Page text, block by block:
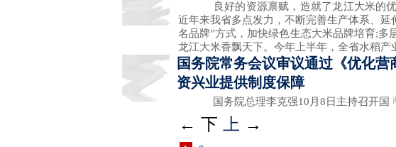
良好的资源禀赋，造就了龙江大米的优
近年来我省多点发力，不断完善生产体系、
名品牌”方式，加快绿色生态大米品牌培育;多
龙江大米香飘天下。今年上半年，全省水稻产
国务院常务会议审议通过《优化
资兴业提供制度保障
国务院总理李克强10月8日主持召开国
← 下 上 →